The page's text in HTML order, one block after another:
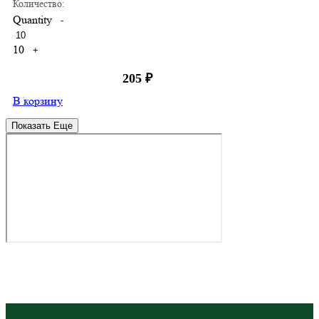
Количество:
Quantity -
10 +
205 ₽
В корзину
Показать Еще